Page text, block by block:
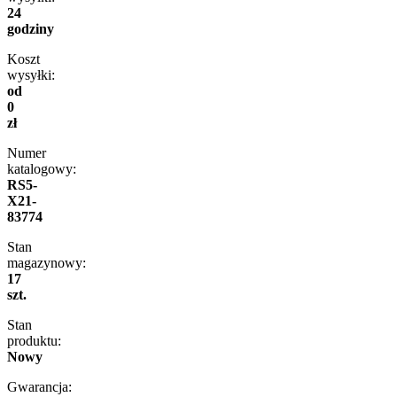
24
godziny
Koszt
wysyłki:
od
0
zł
Numer
katalogowy:
RS5-
X21-
83774
Stan
magazynowy:
17
szt.
Stan
produktu:
Nowy
Gwarancja: